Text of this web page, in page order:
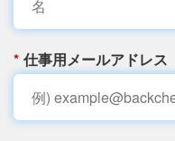
* 仕事用メールアドレス